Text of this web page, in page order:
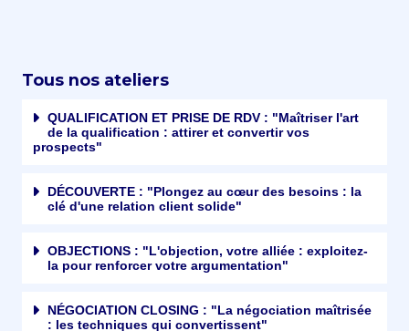
Tous nos ateliers
QUALIFICATION ET PRISE DE RDV : "Maîtriser l'art
de la qualification : attirer et convertir vos
prospects"
DÉCOUVERTE : "Plongez au cœur des besoins : la
clé d'une relation client solide"
OBJECTIONS : "L'objection, votre alliée : exploitez-
la pour renforcer votre argumentation"
NÉGOCIATION CLOSING : "La négociation maîtrisée
: les techniques qui convertissent"